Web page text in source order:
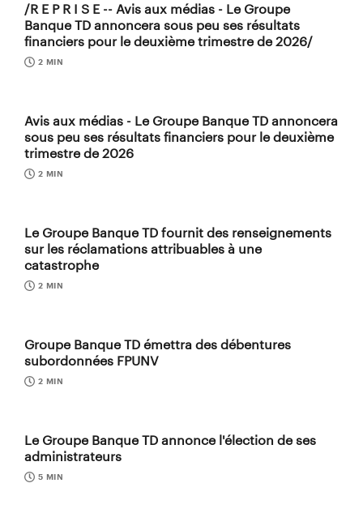
/R E P R I S E -- Avis aux médias - Le Groupe
Banque TD annoncera sous peu ses résultats
financiers pour le deuxième trimestre de 2026/
2 MIN
Avis aux médias - Le Groupe Banque TD annoncera
sous peu ses résultats financiers pour le deuxième
trimestre de 2026
2 MIN
Le Groupe Banque TD fournit des renseignements
sur les réclamations attribuables à une
catastrophe
2 MIN
Groupe Banque TD émettra des débentures
subordonnées FPUNV
2 MIN
Le Groupe Banque TD annonce l'élection de ses
administrateurs
5 MIN